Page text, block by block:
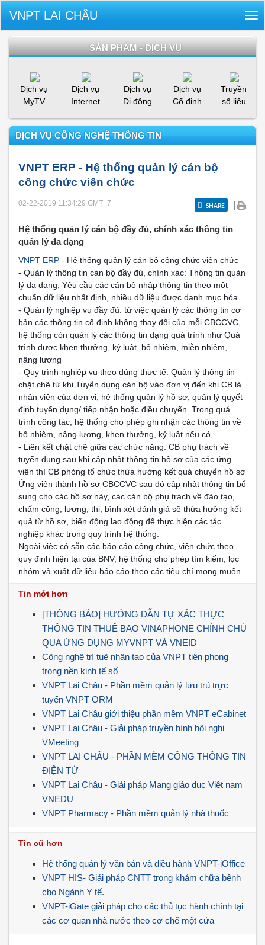
VNPT LAI CHÂU
SẢN PHẨM - DỊCH VỤ
Dịch vụ
MyTV
Dịch vụ
Internet
Dịch vụ
Di động
Dịch vụ
Cố định
Truyền
số liệu
DỊCH VỤ CÔNG NGHỆ THÔNG TIN
VNPT ERP - Hệ thống quản lý cán bộ
công chức viên chức
02-22-2019 11:34:29 GMT+7 SHARE |
Hệ thống quản lý cán bộ đầy đủ, chính xác thông tin
quản lý đa dạng
VNPT ERP - Hệ thống quản lý cán bộ công chức viên chức
- Quản lý thông tin cán bộ đầy đủ, chính xác: Thông tin quản
lý đa dạng, Yêu cầu các cán bộ nhập thông tin theo một
chuẩn dữ liệu nhất định, nhiều dữ liệu được danh mục hóa
- Quản lý nghiệp vụ đầy đủ: từ việc quản lý các thông tin cơ
bản các thông tin cố định không thay đổi của mỗi CBCCVC,
hệ thống còn quản lý các thông tin dạng quá trình như Quá
trình được khen thưởng, kỷ luật, bổ nhiệm, miễn nhiệm,
nâng lương
- Quy trình nghiệp vụ theo đúng thực tế: Quản lý thông tin
chặt chẽ từ khi Tuyển dụng cán bộ vào đơn vị đến khi CB là
nhân viên của đơn vị, hệ thống quản lý hồ sơ, quản lý quyết
định tuyển dụng/ tiếp nhận hoặc điều chuyển. Trong quá
trình công tác, hệ thống cho phép ghi nhận các thông tin về
bổ nhiệm, nâng lương, khen thưởng, kỷ luật nếu có,…
- Liên kết chặt chẽ giữa các chức năng: CB phụ trách về
tuyển dụng sau khi cập nhật thông tin hồ sơ của các ứng
viên thì CB phòng tổ chức thừa hưởng kết quả chuyển hồ sơ
Ứng viên thành hồ sơ CBCCVC sau đó cập nhật thông tin bổ
sung cho các hồ sơ này, các cán bộ phụ trách về đào tạo,
chấm công, lương, thi, bình xét đánh giá sẽ thừa hưởng kết
quả từ hồ sơ, biến động lao động để thực hiện các tác
nghiệp khác trong quy trình hệ thống.
Ngoài việc có sẵn các báo cáo công chức, viên chức theo
quy định hiện tại của BNV, hệ thống cho phép tìm kiếm, lọc
nhóm và xuất dữ liệu báo cáo theo các tiêu chí mong muốn.
Tin mới hơn
[THÔNG BÁO] HƯỚNG DẪN TỰ XÁC THỰC
THÔNG TIN THUÊ BAO VINAPHONE CHÍNH CHỦ
QUA ỨNG DỤNG MYVNPT VÀ VNEID
Công nghệ trí tuệ nhân tạo của VNPT tiên phong
trong nền kinh tế số
VNPT Lai Châu - Phần mềm quản lý lưu trú trực
tuyến VNPT ORM
VNPT Lai Châu giới thiệu phần mềm VNPT eCabinet
VNPT Lai Châu - Giải pháp truyền hình hội nghị
VMeeting
VNPT LAI CHÂU - PHẦN MÈM CỔNG THÔNG TIN
ĐIỆN TỬ
VNPT Lai Châu - Giải pháp Mạng giáo dục Việt nam
VNEDU
VNPT Pharmacy - Phần mềm quản lý nhà thuốc
Tin cũ hơn
Hệ thống quản lý văn bản và điều hành VNPT-iOffice
VNPT HIS- Giải pháp CNTT trong khám chữa bệnh
cho Ngành Y tế.
VNPT-iGate giải pháp cho các thủ tục hành chính tại
các cơ quan nhà nước theo cơ chế một cửa